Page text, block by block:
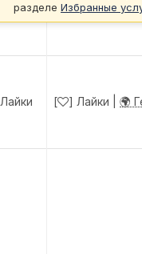
Лайки [ ] Лайки | 🌍
разделе Избранные